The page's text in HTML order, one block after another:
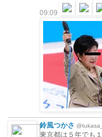
09:09
鈴風つかさ
東京都は５年でも